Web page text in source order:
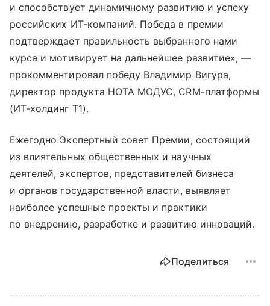
и способствует динамичному развитию и успеху
российских ИТ-компаний. Победа в премии
подтверждает правильность выбранного нами
курса и мотивирует на дальнейшее развитие», —
прокомментировал победу Владимир Вигура,
директор продукта НОТА МОДУС, CRM-платформы
(ИТ-холдинг T1).
Ежегодно Экспертный совет Премии, состоящий
из влиятельных общественных и научных
деятелей, экспертов, представителей бизнеса
и органов государственной власти, выявляет
наиболее успешные проекты и практики
по внедрению, разработке и развитию инноваций.
Поделиться